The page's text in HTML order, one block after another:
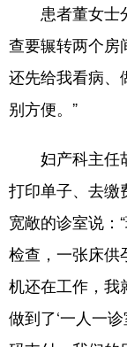
患者董女士分
查要辗转两个房
还先给我看病、
别方便。”
妇产科主任胡
打印单子、去缴
宽敞的诊室说：
检查，一张床供
机还在工作，我
做到了‘一人一